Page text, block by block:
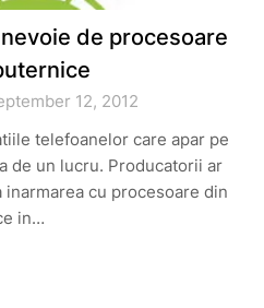
de procesoare
12, 2012
telefoanelor care apar pe
de un lucru. Producatorii ar
inarmarea cu procesoare din
in…